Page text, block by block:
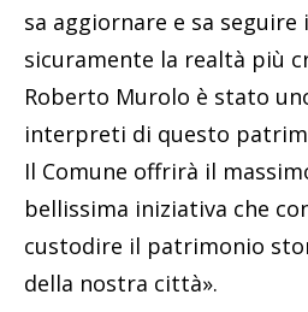
sa aggiornare e sa seguire
sicuramente la realtà più
Roberto Murolo è stato
interpreti di questo
Il Comune offrirà il
bellissima iniziativa che
custodire il patrimonio
della nostra città».